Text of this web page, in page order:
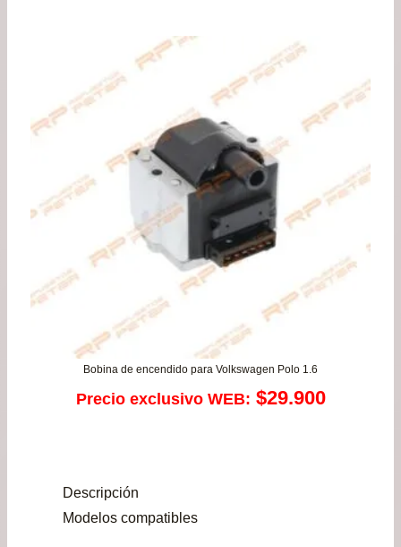
Bobina de encendido para Volkswagen Polo 1.6
Precio exclusivo WEB: $29.900
Descripción
Modelos compatibles